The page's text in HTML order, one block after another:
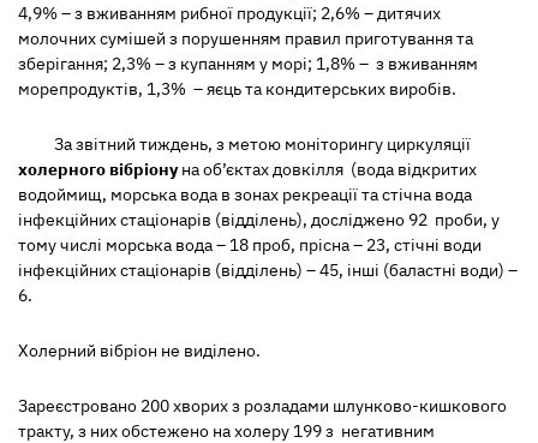
4,9% – з вживанням рибної продукції; 2,6% – дитячих
молочних сумішей з порушенням правил приготування та
зберігання; 2,3% – з купанням у морі; 1,8% – з вживанням
морепродуктів, 1,3% – яєць та кондитерських виробів.
За звітний тиждень, з метою моніторингу циркуляції
холерного вібріонуна об’єктах довкілля (вода відкритих
водоймищ, морська вода в зонах рекреації та стічна вода
інфекційних стаціонарів (відділень), досліджено 92 проби, у
тому числі морська вода – 18 проб, прісна – 23, стічні води
інфекційних стаціонарів (відділень) – 45, інші (баластні води) –
6.
Холерний вібріон не виділено.
Зареєстровано 200 хворих з розладами шлунково-кишкового
тракту, з них обстежено на холеру 199 з негативним